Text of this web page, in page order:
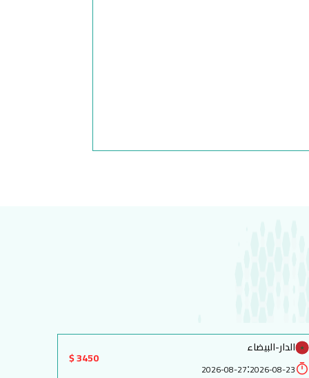
الدار-البيضاء
2026-08-23
:
2026-08-27
3450 $